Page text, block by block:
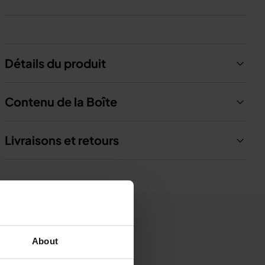
About
Détails du produit
Contenu de la Boîte
Livraisons et retours